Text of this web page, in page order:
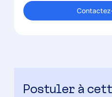
Postuler à